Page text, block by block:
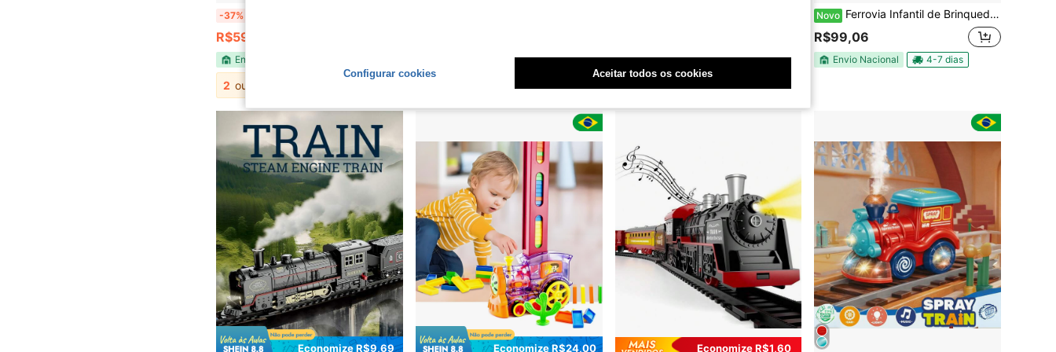
-37%
R$59,90
Envio Nacional
2 outros vendedores
Novo Ferrovia Infantil de Brinquedo Trem Elétrico com Som Luz Solta Fumaça 12 Trilhos
R$99,06
Envio Nacional 4-7 dias
Economize R$9,69 Economize R$24,00 Economize R$1,60
Configurar cookies Aceitar todos os cookies